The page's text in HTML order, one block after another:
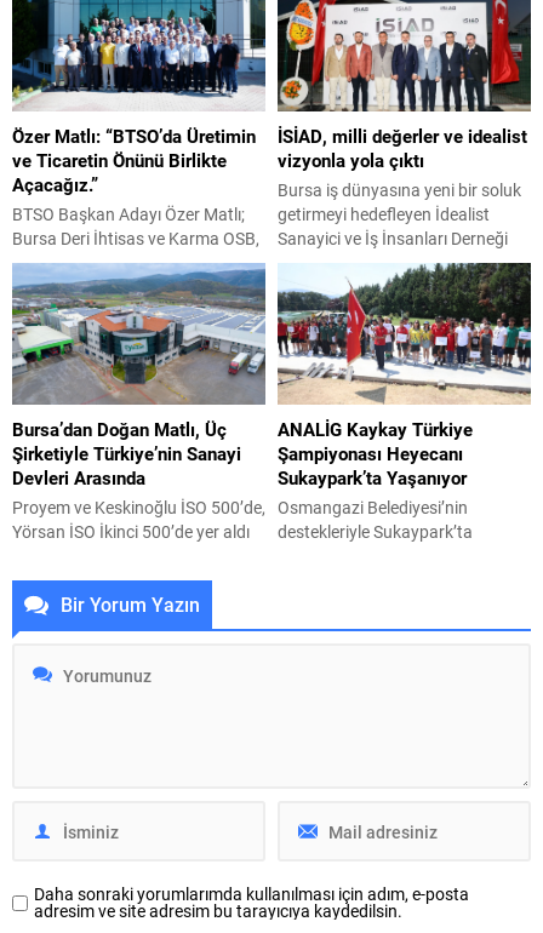
hız verdi. Şahin Biba
başkanlığında başlatılan ulaşım
seferberliği kapsamında Bursa
Büyükşehir Belediyesi Ulaşım
Dairesi Başkanlığı
koordinasyonuyla 17 ilçede yol
yenileme çalışmalarında vites
yükseltildi. Başkan Vekili Biba’nın
göreve geldiği 10 Nisan’dan
bugüne kadar geçen süre...
Gösterimleri” kapsamında bu kez
Veysel Karani Mahallesi’nde
kurulan dev ekranda çocuklar ve
aileleri açık havada sinema keyfi
yaşadı. Osmangazi’de yaşayan
her kesimden vatandaşa yönelik
sosyal ve kültürel etkinliklerini
sürdüren Osmangazi Belediyesi,
yaz tatilinde çocukları sinemayla
buluşturmaya...
Özer Matlı: “BTSO’da Üretimin
ve Ticaretin Önünü Birlikte
Açacağız.”
BTSO Başkan Adayı Özer Matlı;
Bursa Deri İhtisas ve Karma OSB,
HOSAB, TOSAB, Kayapa OSB ve
ÇASİAD’ı ziyaret ederek
sanayicilerle bir araya geldi.
Üretim tesislerinde incelemelerde
bulunan Matlı, “60 bin üyemizin
ürettiği ve ticaretini yaptığı her
değer Bursa için kıymetlidir. Her
bölgenin ve sektörün ihtiyacına
göre çalışan bir BTSO anlayışını...
İSİAD, milli değerler ve idealist
vizyonla yola çıktı
Bursa iş dünyasına yeni bir soluk
getirmeyi hedefleyen İdealist
Sanayici ve İş İnsanları Derneği
(İSİAD), Ürünlü Atlı Spor Kulübü
Tesisleri’nde düzenlenen kuruluş
organizasyonu ile ekonomi
dünyasına ‘merhaba’ dedi.
Derneğin milli değerlerle
harmanlanmış vizyonunun ilan
edildiği organizasyona, MHP
Genel Sekreteri ve Bursa
Milletvekili İsmet Büyükataman,
MHP Bursa Milletvekili Fevzi
Zırhlıoğlu, MHP...
Bursa’dan Doğan Matlı, Üç
Şirketiyle Türkiye’nin Sanayi
Devleri Arasında
Proyem ve Keskinoğlu İSO 500’de,
Yörsan İSO İkinci 500’de yer aldı
temelleri atılan ve tüm şirketlerinin
merkezi halen Bursa’da olan Matlı
Şirketler Grubu, üç şirketiyle
açıklanan Türkiye’nin en büyük
ANALİG Kaykay Türkiye
Şampiyonası Heyecanı
Sukaypark’ta Yaşanıyor
Osmangazi Belediyesi’nin
destekleriyle Sukaypark’ta
genç sporcu, Türkiye
ev sahipliği yapıyor. Gençlik...
Bir Yorum Yazın
Daha sonraki yorumlarımda kullanılması için adım, e-posta
adresim ve site adresim bu tarayıcıya kaydedilsin.